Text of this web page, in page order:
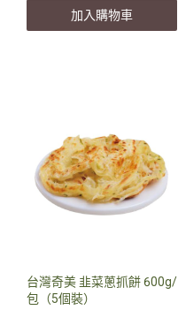
加入購物車
台灣奇美 韭菜蔥抓餅 600g/
包（5個裝）